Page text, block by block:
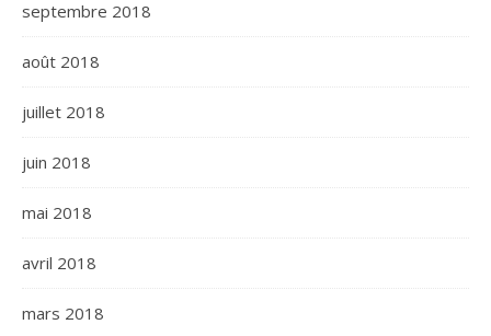
septembre 2018
août 2018
juillet 2018
juin 2018
mai 2018
avril 2018
mars 2018